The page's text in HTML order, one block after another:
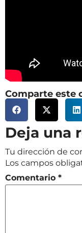
Comparte este
Deja una
Tu dirección de
Los campos
Comentario *